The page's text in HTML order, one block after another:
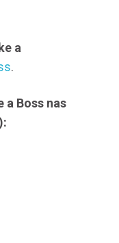
a
.
a Boss nas